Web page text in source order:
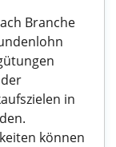
Branche
in
können